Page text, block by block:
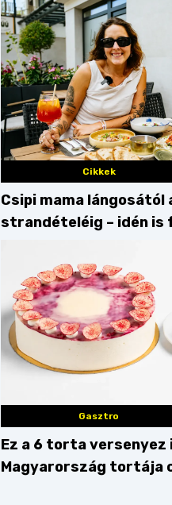
Cikkek
Csipi mama lángosától
strandételéig – idén is
Gasztro
Ez a 6 torta versenyez
Magyarország tortája